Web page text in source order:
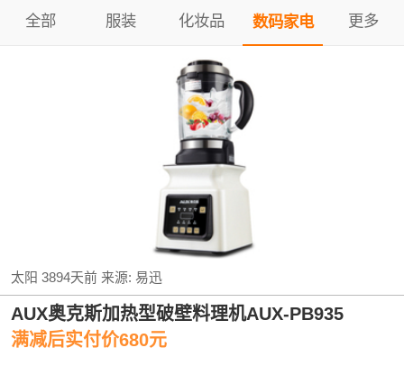
全部 服装 化妆品 数码家电 更多
太阳 3894天前来源:易迅
AUX奥克斯加热型破壁料理机AUX-PB935
满减后实付价680元